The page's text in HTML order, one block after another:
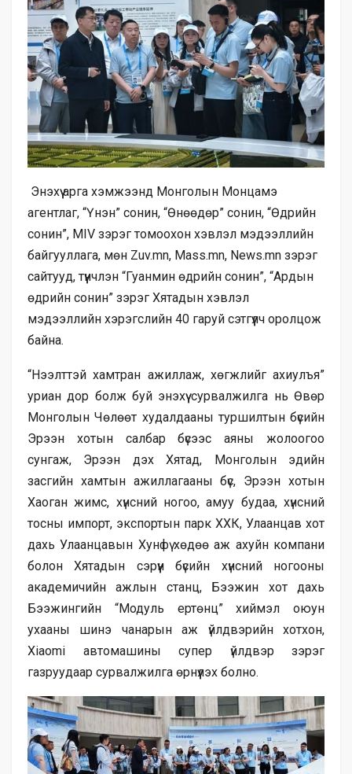
Энэхүү арга хэмжээнд Монголын Монцамэ
агентлаг, “Үнэн” сонин, “Өнөөдөр” сонин, “Өдрийн
сонин”, MIV зэрэг томоохон хэвлэл мэдээллийн
байгууллага, мөн Zuv.mn, Mass.mn, News.mn зэрэг
сайтууд, түүнчлэн “Гуанмин өдрийн сонин”, “Ардын
өдрийн сонин” зэрэг Хятадын хэвлэл
мэдээллийн хэрэгслийн 40 гаруй сэтгүүлч оролцож
байна.
“Нээлттэй хамтран ажиллаж, хөгжлийг ахиулъя”
уриан дор болж буй энэхүү сурвалжилга нь Өвөр
Монголын Чөлөөт худалдааны туршилтын бүсийн
Эрээн хотын салбар бүсээс аяны жолоогоо
сунгаж, Эрээн дэх Хятад, Монголын эдийн
засгийн хамтын ажиллагааны бүс, Эрээн хотын
Хаоган жимс, хүнсний ногоо, амуу будаа, хүнсний
тосны импорт, экспортын парк ХХК, Улаанцав хот
дахь Улаанцавын Хунфү хөдөө аж ахуйн компани
болон Хятадын сэрүүн бүсийн хүнсний ногооны
академичийн ажлын станц, Бээжин хот дахь
Бээжингийн “Модуль ертөнц” хиймэл оюун
ухааны шинэ чанарын аж үйлдвэрийн хотхон,
Xiaomi автомашины супер үйлдвэр зэрэг
газруудаар сурвалжилга өрнүүлэх болно.